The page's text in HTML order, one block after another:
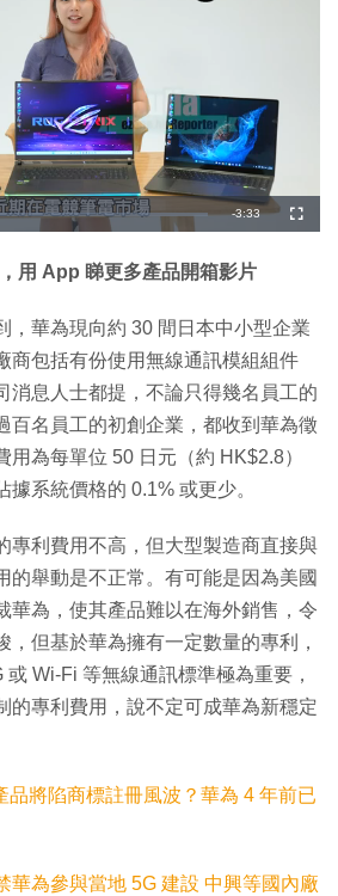
剩
時
間
-3:33
全
螢
用 App 睇更多產品開箱影片
，華為現向約 30 間日本中小型企業
商包括有份使用無線通訊模組組件
消息人士都提，不論只得幾名員工的
百名員工的初創企業，都收到華為徵
用為每單位 50 日元（約 HK$2.8）
系統價格的 0.1% 或更少。
專利費用不高，但大型製造商直接與
的舉動是不正常。有可能是因為美國
華為，使其產品難以在海外銷售，令
，但基於華為擁有一定數量的專利，
Wi-Fi 等無線通訊標準極為重要，
的專利費用，說不定可成華為新穩定
品將陷商標註冊風波？華為 4 年前已
華為參與當地 5G 建設 中興等國內廠